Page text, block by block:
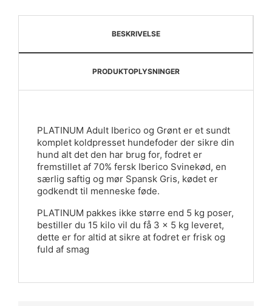
BESKRIVELSE
PRODUKTOPLYSNINGER
PLATINUM Adult Iberico og Grønt er et sundt
komplet koldpresset hundefoder der sikre din
hund alt det den har brug for, fodret er
fremstillet af 70% fersk Iberico Svinekød, en
særlig saftig og mør Spansk Gris, kødet er
godkendt til menneske føde.
PLATINUM pakkes ikke større end 5 kg poser,
bestiller du 15 kilo vil du få 3 x 5 kg leveret,
dette er for altid at sikre at fodret er frisk og
fuld af smag